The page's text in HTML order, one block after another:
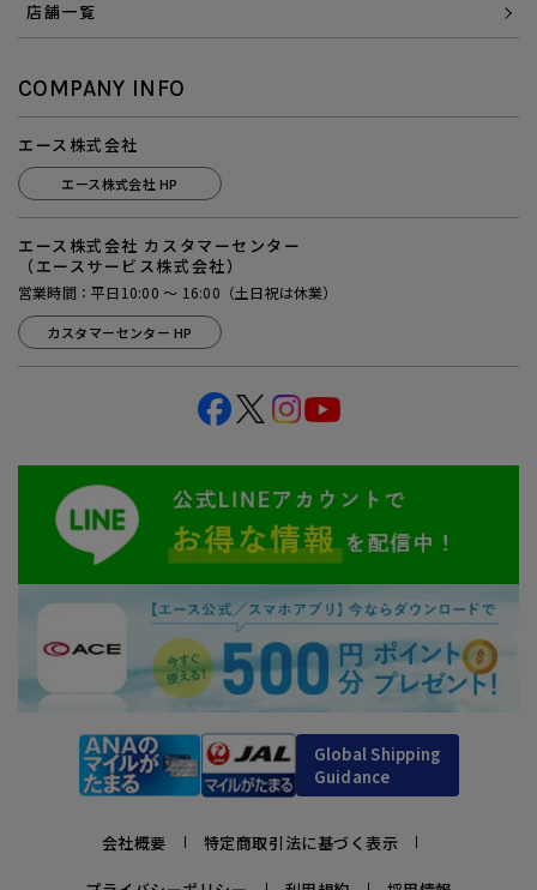
店舗一覧
COMPANY INFO
エース株式会社
エース株式会社 HP
エース株式会社 カスタマーセンター
（エースサービス株式会社）
営業時間：平日10:00 ～ 16:00（土日祝は休業）
カスタマーセンター HP
Global Shipping
Guidance
会社概要 特定商取引法に基づく表示